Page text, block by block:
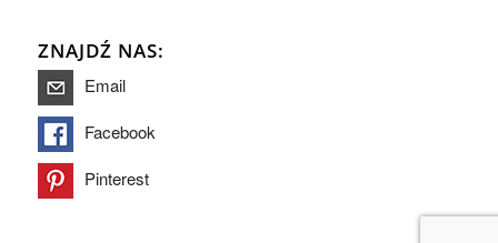
ZNAJDŹ NAS:
Email
Facebook
Pinterest